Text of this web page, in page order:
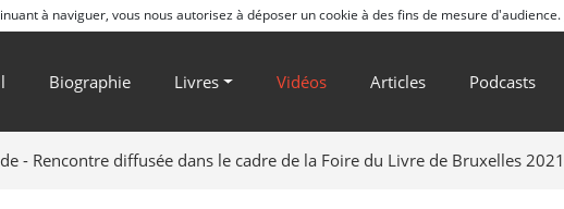
à naviguer, vous nous autorisez à déposer un cookie à des fins de mesure d'audience.
Biographie Livres Vidéos Articles Podcasts
- Rencontre diffusée dans le cadre de la Foire du Livre de Bruxelles 2021